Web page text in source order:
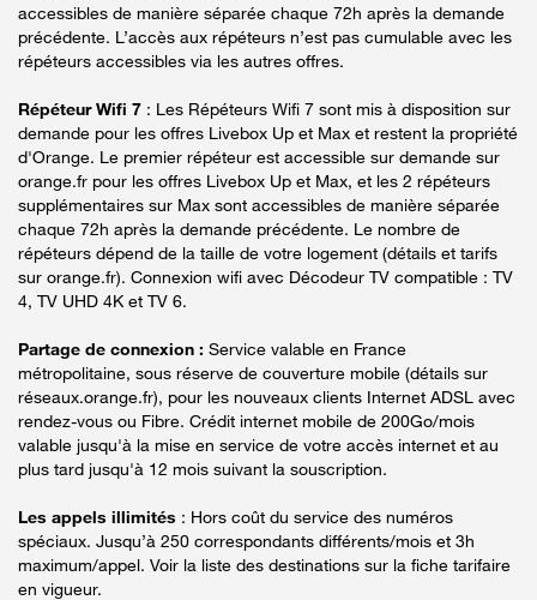
accessibles de manière séparée chaque 72h après la demande
précédente. L’accès aux répéteurs n’est pas cumulable avec les
répéteurs accessibles via les autres offres.
Répéteur Wifi 7 : Les Répéteurs Wifi 7 sont mis à disposition sur
demande pour les offres Livebox Up et Max et restent la propriété
d'Orange. Le premier répéteur est accessible sur demande sur
orange.fr pour les offres Livebox Up et Max, et les 2 répéteurs
supplémentaires sur Max sont accessibles de manière séparée
chaque 72h après la demande précédente. Le nombre de
répéteurs dépend de la taille de votre logement (détails et tarifs
sur orange.fr). Connexion wifi avec Décodeur TV compatible : TV
4, TV UHD 4K et TV 6.
Partage de connexion : Service valable en France
métropolitaine, sous réserve de couverture mobile (détails sur
réseaux.orange.fr), pour les nouveaux clients Internet ADSL avec
rendez-vous ou Fibre. Crédit internet mobile de 200Go/mois
valable jusqu'à la mise en service de votre accès internet et au
plus tard jusqu'à 12 mois suivant la souscription.
Les appels illimités : Hors coût du service des numéros
spéciaux. Jusqu’à 250 correspondants différents/mois et 3h
maximum/appel. Voir la liste des destinations sur la fiche tarifaire
en vigueur.